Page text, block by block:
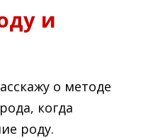
и
о методе
когда
роду.